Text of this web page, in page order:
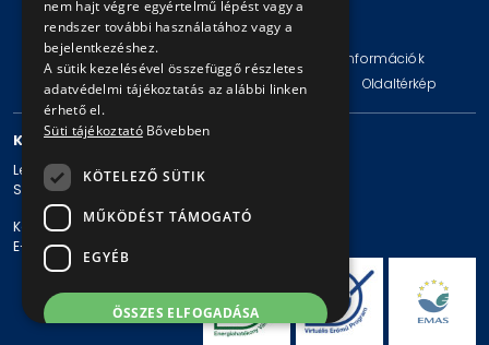
© Copyright 2026 BKV Zrt.
Impresszum Jogi nyilatkozat
Technikai információk
Adatvédelmi politika és tájékoztatások
Oldaltérkép
KAPCSOLAT
Levelezési cím: 1980 Budapest, Pf. 11.
Székhely: 1980 Budapest, Akácfa u. 15.
Központi telefonszám: + 36 1 461-65-00
E-mail cím: bkv@bkv.hu
nem hajt végre egyértelmű lépést vagy a
rendszer további használatához vagy a
bejelentkezéshez.
A sütik kezelésével összefüggő részletes
adatvédelmi tájékoztatás az alábbi linken
érhető el.
Süti tájékoztató Bővebben
KÖTELEZŐ SÜTIK
MŰKÖDÉST TÁMOGATÓ
EGYÉB
ÖSSZES ELFOGADÁSA